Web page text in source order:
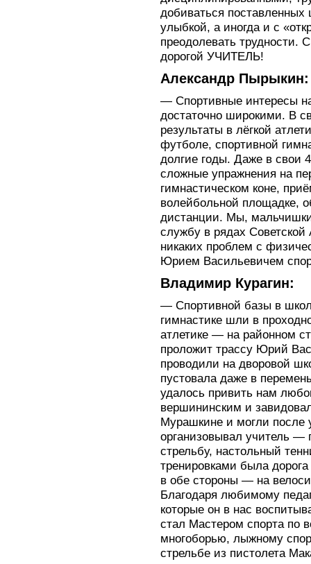
добиваться
улыбкой, а иногда и с
преодолевать
дорогой УЧИТЕЛЬ!
Александр Пырыкин:
— Спортивные интересы
достаточно широкими. В
результаты в лёгкой
футболе, спортивной
долгие годы. Даже в свои
сложные упражнения на
гимнастическом коне,
волейбольной площадке,
дистанции. Мы,
службу в рядах
никаких проблем с
Юрием Васильевичем
Владимир Курагин:
— Спортивной базы в
гимнастике шли в
атлетике — на районном
проложит трассу Юрий
проводили на дворовой
пустовала даже в
удалось привить нам
вершининским и
Мурашкине и могли после
организовывал учитель —
стрельбу, настольный
тренировками была
в обе стороны — на
Благодаря любимому
которые он в нас
стал Мастером спорта по
многоборью, лыжному
стрельбе из пистолета